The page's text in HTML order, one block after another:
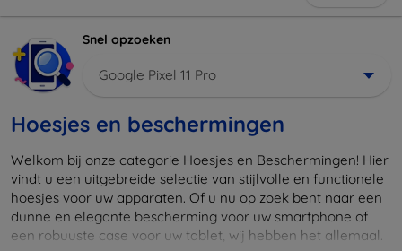
Snel opzoeken
Google Pixel 11 Pro
Hoesjes en beschermingen
Welkom bij onze categorie Hoesjes en Beschermingen! Hier
vindt u een uitgebreide selectie van stijlvolle en functionele
hoesjes voor uw apparaten. Of u nu op zoek bent naar een
dunne en elegante bescherming voor uw smartphone of
een robuuste case voor uw tablet, wij hebben het allemaal.